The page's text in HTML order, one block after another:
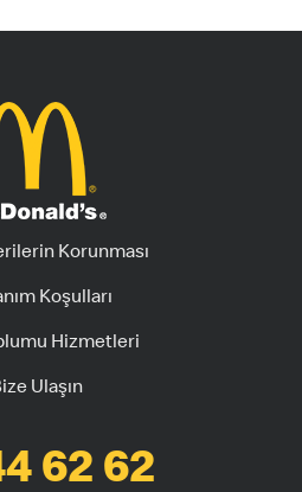
Korunması
Koşulları
Hizmetleri
Ulaşın
62 62